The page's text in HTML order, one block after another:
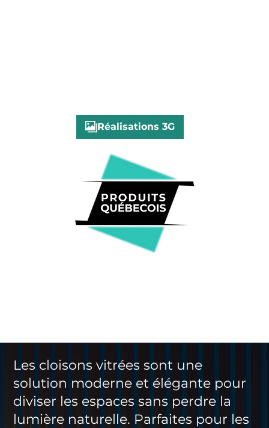
Réalisations 3G
Les cloisons vitrées sont une
solution moderne et élégante pour
diviser les espaces sans perdre la
lumière naturelle. Parfaites pour les